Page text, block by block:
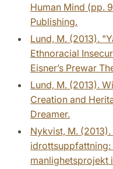
Human Mind (pp.
Publishing.
Lund, M. (2013).
Ethnoracial
Eisner’s Prewar
Lund, M. (2013).
Creation and
Dreamer.
Nykvist, M.
manlighetsprojekt